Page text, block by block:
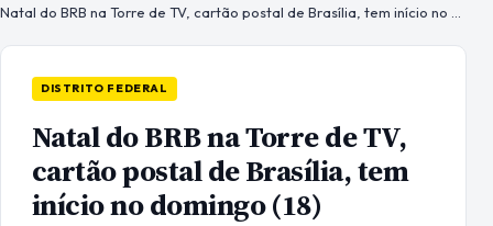
DISTRITO FEDERAL
Natal do BRB na Torre de TV,
cartão postal de Brasília, tem
início no domingo (18)